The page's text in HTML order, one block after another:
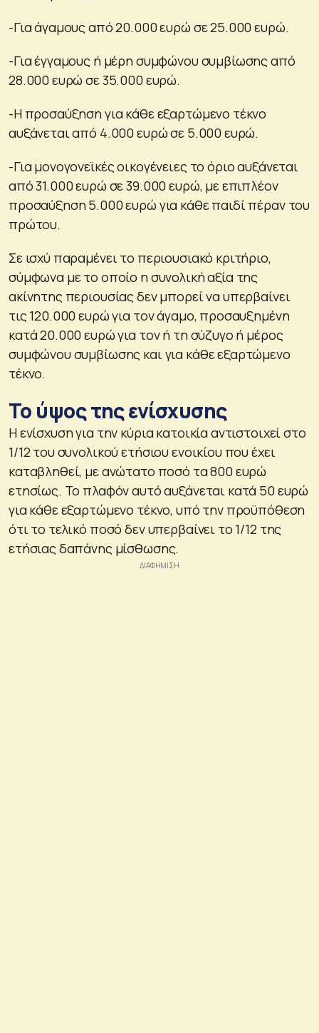
-Για άγαμους από 20.000 ευρώ σε 25.000 ευρώ.
-Για έγγαμους ή μέρη συμφώνου συμβίωσης από
28.000 ευρώ σε 35.000 ευρώ.
-Η προσαύξηση για κάθε εξαρτώμενο τέκνο
αυξάνεται από 4.000 ευρώ σε 5.000 ευρώ.
-Για μονογονεϊκές οικογένειες το όριο αυξάνεται
από 31.000 ευρώ σε 39.000 ευρώ, με επιπλέον
προσαύξηση 5.000 ευρώ για κάθε παιδί πέραν του
πρώτου.
Σε ισχύ παραμένει το περιουσιακό κριτήριο,
σύμφωνα με το οποίο η συνολική αξία της
ακίνητης περιουσίας δεν μπορεί να υπερβαίνει
τις 120.000 ευρώ για τον άγαμο, προσαυξημένη
κατά 20.000 ευρώ για τον ή τη σύζυγο ή μέρος
συμφώνου συμβίωσης και για κάθε εξαρτώμενο
τέκνο.
Το ύψος της ενίσχυσης
Η ενίσχυση για την κύρια κατοικία αντιστοιχεί στο
1/12 του συνολικού ετήσιου ενοικίου που έχει
καταβληθεί, με ανώτατο ποσό τα 800 ευρώ
ετησίως. Το πλαφόν αυτό αυξάνεται κατά 50 ευρώ
για κάθε εξαρτώμενο τέκνο, υπό την προϋπόθεση
ότι το τελικό ποσό δεν υπερβαίνει το 1/12 της
ετήσιας δαπάνης μίσθωσης.